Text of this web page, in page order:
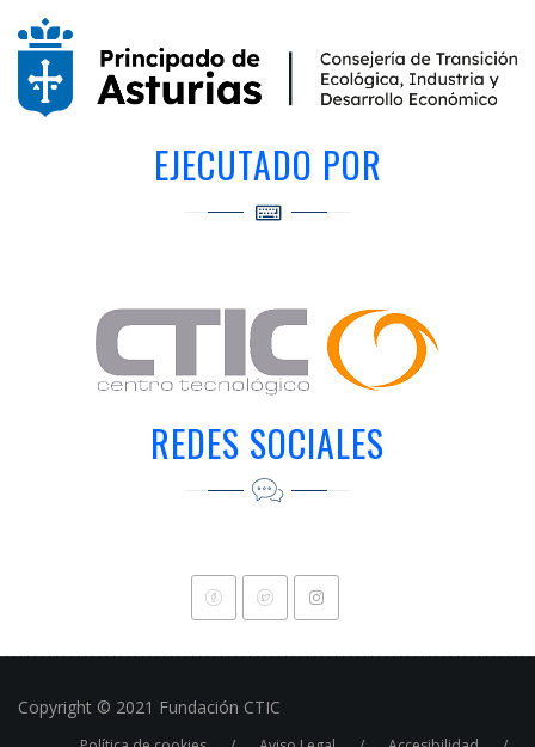
EJECUTADO POR
REDES SOCIALES
Copyright © 2021 Fundación CTIC